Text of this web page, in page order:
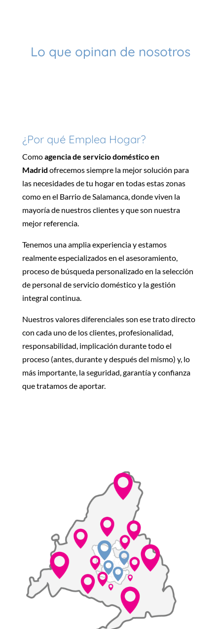
Lo que opinan de nosotros
¿Por qué Emplea Hogar?
Comoagencia de servicio doméstico en
Madrid ofrecemos siempre la mejor solución para
las necesidades de tu hogar en todas estas zonas
como en el Barrio de Salamanca, donde viven la
mayoría de nuestros clientes y que son nuestra
mejor referencia.
Tenemos una amplia experiencia y estamos
realmente especializados en el asesoramiento,
proceso de búsqueda personalizado en la selección
de personal de servicio doméstico y la gestión
integral continua.
Nuestros valores diferenciales son ese trato directo
con cada uno de los clientes, profesionalidad,
responsabilidad, implicación durante todo el
proceso (antes, durante y después del mismo) y, lo
más importante, la seguridad, garantía y confianza
que tratamos de aportar.